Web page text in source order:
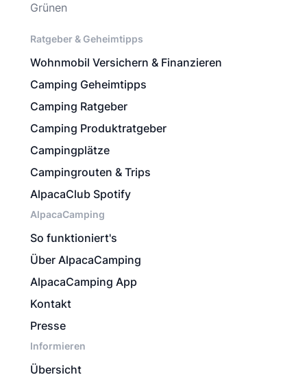
Grünen
Ratgeber & Geheimtipps
Wohnmobil Versichern & Finanzieren
Camping Geheimtipps
Camping Ratgeber
Camping Produktratgeber
Campingplätze
Campingrouten & Trips
AlpacaClub Spotify
AlpacaCamping
So funktioniert's
Über AlpacaCamping
AlpacaCamping App
Kontakt
Presse
Informieren
Übersicht